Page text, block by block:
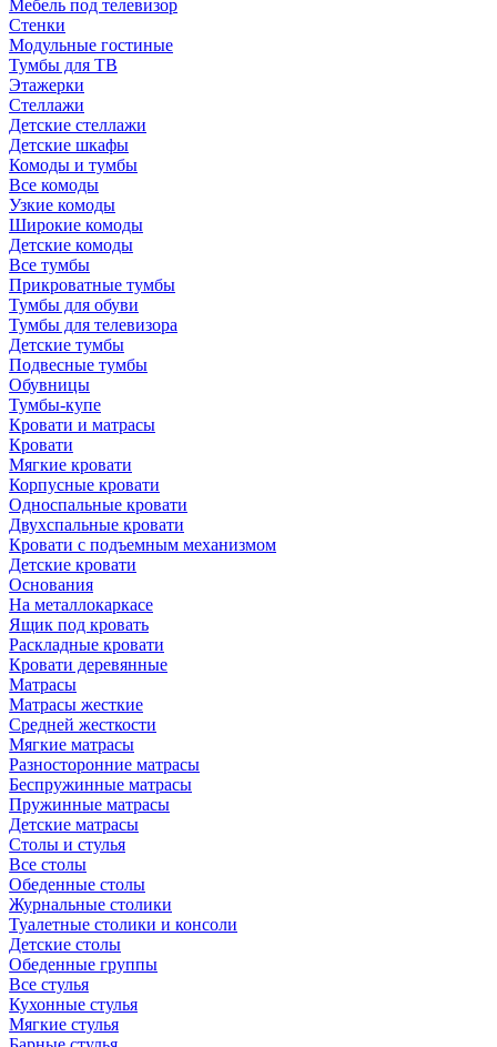
Мебель под телевизор
Стенки
Модульные гостиные
Тумбы для ТВ
Этажерки
Стеллажи
Детские стеллажи
Детские шкафы
Комоды и тумбы
Все комоды
Узкие комоды
Широкие комоды
Детские комоды
Все тумбы
Прикроватные тумбы
Тумбы для обуви
Тумбы для телевизора
Детские тумбы
Подвесные тумбы
Обувницы
Тумбы-купе
Кровати и матрасы
Кровати
Мягкие кровати
Корпусные кровати
Односпальные кровати
Двухспальные кровати
Кровати с подъемным механизмом
Детские кровати
Основания
На металлокаркасе
Ящик под кровать
Раскладные кровати
Кровати деревянные
Матрасы
Матрасы жесткие
Средней жесткости
Мягкие матрасы
Разносторонние матрасы
Беспружинные матрасы
Пружинные матрасы
Детские матрасы
Столы и стулья
Все столы
Обеденные столы
Журнальные столики
Туалетные столики и консоли
Детские столы
Обеденные группы
Все стулья
Кухонные стулья
Мягкие стулья